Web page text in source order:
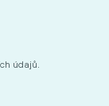
údajů.